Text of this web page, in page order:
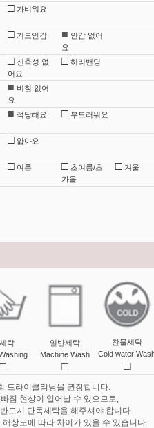
□ 가벼워요
□ 기모안감 ■ 안감 없어
요
□ 신축성 없
어요
□ 허리밴딩
■ 비침 없어
요
■ 적당해요 □ 부드러워요
□ 얇아요
□ 여름 □ 초여름/초
가을
□ 겨울
탁
□
일반세탁
Machine Wash
□
찬물세탁
Cold water
□
드라이클리닝을 권장합니다.
짐 현상이 일어날 수 있으므로,
드시 단독세탁을 해주셔야 합니다.
상도에 따라 차이가 있을 수 있습니다.